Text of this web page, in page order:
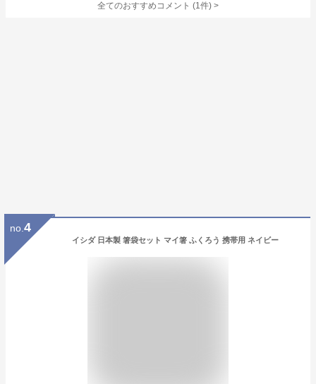
全てのおすすめコメント (1件) >
no. 4
イシダ 日本製 箸袋セット マイ箸 ふくろう 携帯用 ネイビー